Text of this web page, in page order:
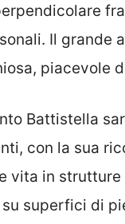
Il grande
piacevole
Battistella
con la sua
vita in
superfici di